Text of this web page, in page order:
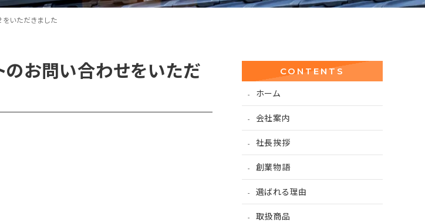
いただきました
のお問い合わせをいただ
CONTENTS
ホーム
会社案内
社長挨拶
創業物語
選ばれる理由
取扱商品